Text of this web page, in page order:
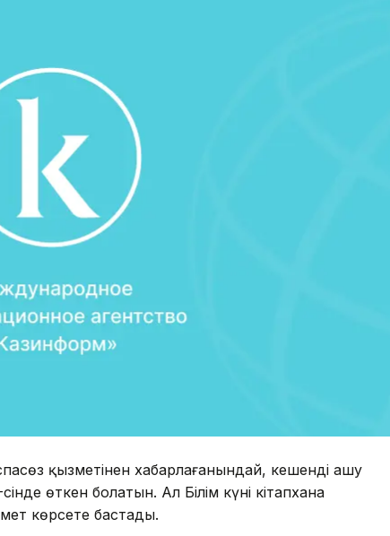
қызметінен хабарлағанындай, кешенді ашу
өткен болатын. Ал Білім күні кітапхана
көрсете бастады.